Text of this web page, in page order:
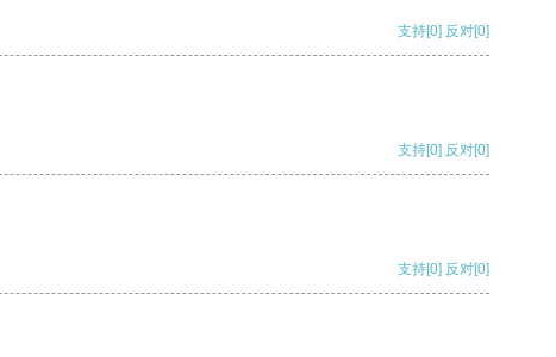
支持[0] 反对[0]
支持[0] 反对[0]
支持[0] 反对[0]